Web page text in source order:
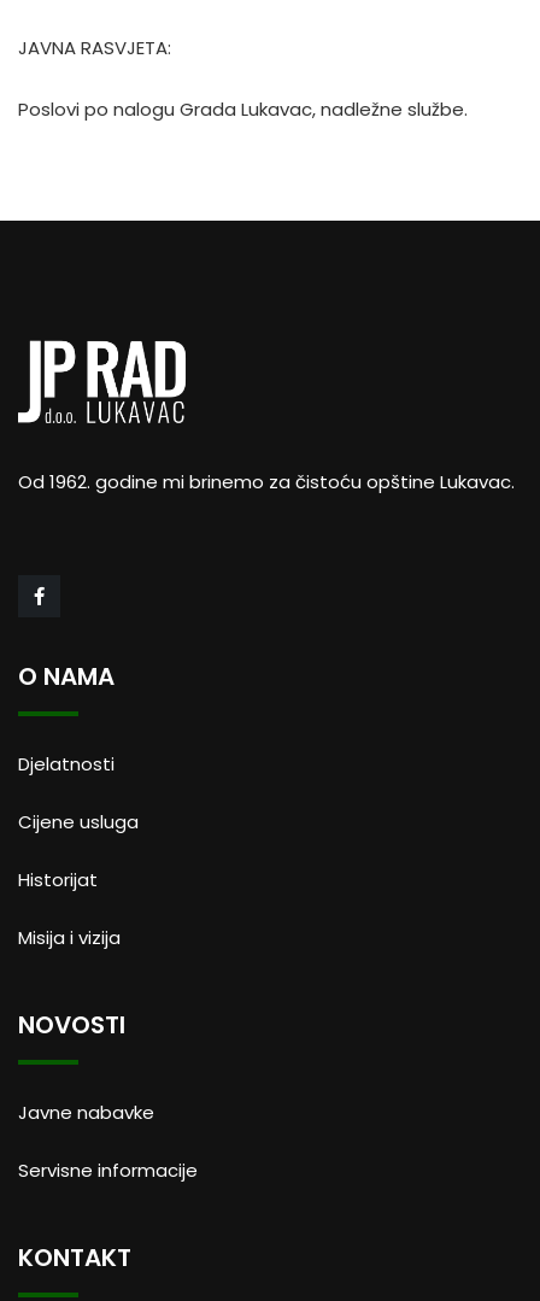
JAVNA RASVJETA:
Poslovi po nalogu Grada Lukavac, nadležne službe.
Od 1962. godine mi brinemo za čistoću opštine Lukavac.
O NAMA
Djelatnosti
Cijene usluga
Historijat
Misija i vizija
NOVOSTI
Javne nabavke
Servisne informacije
KONTAKT